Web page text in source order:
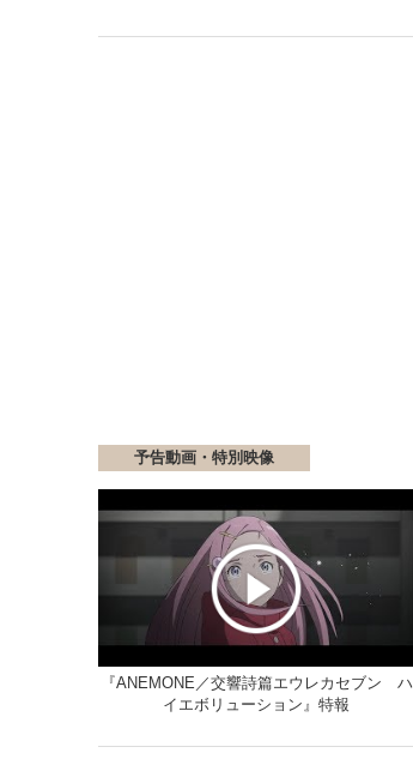
予告動画・特別映像
『ANEMONE／交響詩篇エウレカセブン ハ
イエボリューション』特報